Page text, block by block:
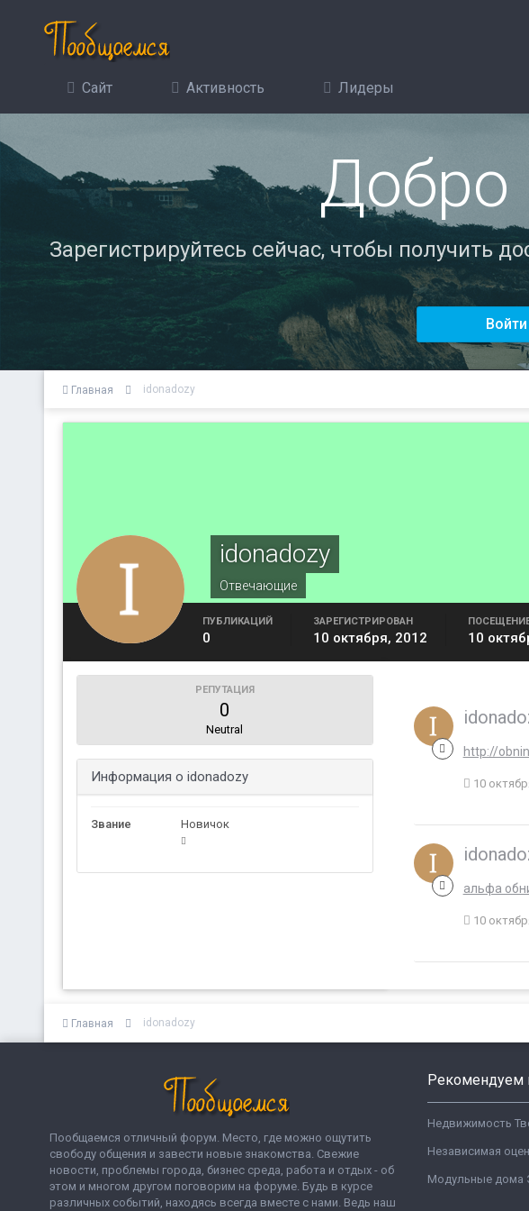
Сайт Активность Лидеры
Добро
Зарегистрируйтесь сейчас, чтобы получить
Войти
Главная idonadozy
idonadozy
Отвечающие
ПУБЛИКАЦИЙ
0
ЗАРЕГИСТРИРОВАН
10 октября, 2012 10
РЕПУТАЦИЯ
0
Neutral
Информация о idonadozy
Звание Новичок
http://
10
альфа
10
Главная idonadozy
Пообщаемся отличный форум. Место, где можно ощутить
свободу общения и завести новые знакомства. Свежие
новости, проблемы города, бизнес среда, работа и отдых - об
этом и многом другом поговорим на форуме. Будь в курсе
различных событий, находясь всегда вместе с нами. Ведь наш
Рекомендуем
Недвижимость
Независимая
Модульные дома